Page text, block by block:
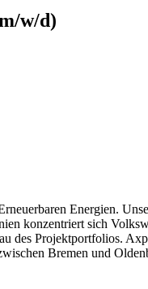
w/d)
Energien.
konzentriert sich
des Projektportfolios.
Bremen und